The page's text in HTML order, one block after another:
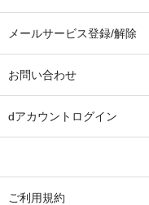
メールサービス登録/解除
お問い合わせ
dアカウントログイン
ご利用規約